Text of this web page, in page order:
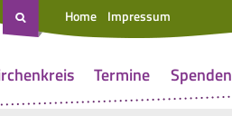
Home Impressum
Termine Spenden